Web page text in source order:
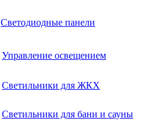
Светодиодные панели
Управление освещением
Светильники для ЖКХ
Светильники для бани и сауны